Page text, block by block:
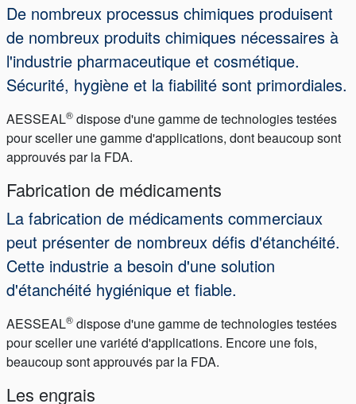
Académie
Vidéo
De nombreux processus chimiques produisent
de nombreux produits chimiques nécessaires à
l'industrie pharmaceutique et cosmétique.
Sécurité, hygiène et la fiabilité sont primordiales.
AESSEAL® dispose d'une gamme de technologies testées
pour sceller une gamme d'applications, dont beaucoup sont
approuvés par la FDA.
Fabrication de médicaments
La fabrication de médicaments commerciaux
peut présenter de nombreux défis d'étanchéité.
Cette industrie a besoin d'une solution
d'étanchéité hygiénique et fiable.
AESSEAL® dispose d'une gamme de technologies testées
pour sceller une variété d'applications. Encore une fois,
beaucoup sont approuvés par la FDA.
Les engrais